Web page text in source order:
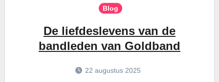
Blog
De liefdeslevens van de
bandleden van Goldband
22 augustus 2025